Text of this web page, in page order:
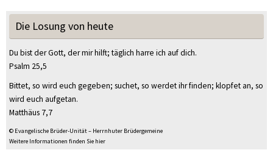
Die Losung von heute
Du bist der Gott, der mir hilft; täglich harre ich auf dich.
Psalm 25,5
Bittet, so wird euch gegeben; suchet, so werdet ihr finden; klopfet an, so
wird euch aufgetan.
Matthäus 7,7
© Evangelische Brüder-Unität – Herrnhuter Brüdergemeine
Weitere Informationen finden Sie hier